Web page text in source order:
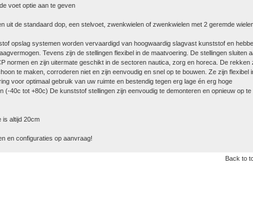
voet optie aan te geven
uit de standaard dop, een stelvoet, zwenkwielen of zwenkwielen met 2 geremde
opslag systemen worden vervaardigd van hoogwaardig slagvast kunststof en
Tevens zijn de stellingen flexibel in de maatvoering. De stellingen sluiten
normen en zijn uitermate geschikt in de sectoren nautica, zorg en horeca. De rekken
te maken, corroderen niet en zijn eenvoudig en snel op te bouwen. Ze zijn flexibel
voor optimaal gebruik van uw ruimte en bestendig tegen erg lage én erg hoge
(-40c tot +80c) De kunststof stellingen zijn eenvoudig te demonteren en opnieuw op te
is altijd 20cm
en configuraties op aanvraag!
Back to